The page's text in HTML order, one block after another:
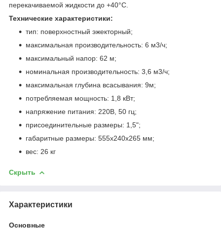
перекачиваемой жидкости до +40°С.
Технические характеристики:
тип: поверхностный эжекторный;
максимальная производительность: 6 м3/ч;
максимальный напор: 62 м;
номинальная производительность: 3,6 м3/ч;
максимальная глубина всасывания: 9м;
потребляемая мощность: 1,8 кВт;
напряжение питания: 220В, 50 гц;
присоединительные размеры: 1,5";
габаритные размеры: 555x240x265 мм;
вес: 26 кг
Скрыть
Характеристики
Основные